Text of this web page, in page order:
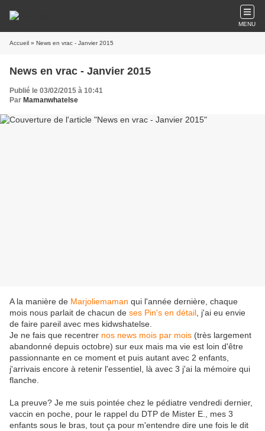
MENU
Accueil » News en vrac - Janvier 2015
News en vrac - Janvier 2015
Publié le 03/02/2015 à 10:41
Par Mamanwhatelse
A la manière de Marjoliemaman qui l'année dernière, chaque
mois nous parlait de chacun de ses Pin's en détail , j'ai eu envie
de faire pareil avec mes kidwshatelse.
Je ne fais que recentrer nos news mois par mois (très largement
abandonné depuis octobre) sur eux mais ma vie est loin d'être
passionnante en ce moment et puis autant avec 2 enfants,
j'arrivais encore à retenir l'essentiel, là avec 3 j'ai la mémoire qui
flanche.
La preuve? Je me suis pointée chez le pédiatre vendredi dernier,
vaccin en poche, pour le rappel du DTP de Mister E., mes 3
enfants sous le bras, tout ça pour m'entendre dire une fois le dit